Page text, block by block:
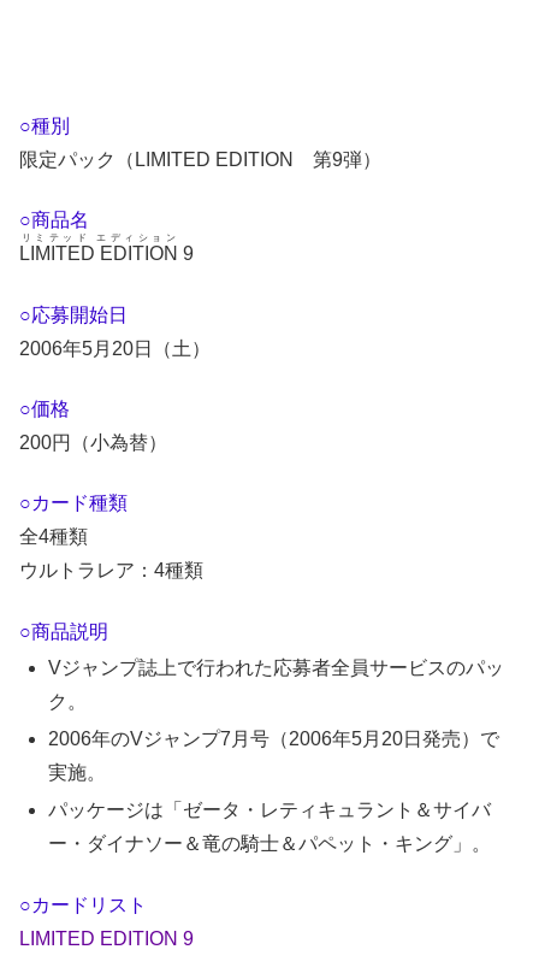
○種別
限定パック（LIMITED EDITION 第9弾）
○商品名
LIMITED EDITION
リミテッド エディション
9
○応募開始日
2006年5月20日（土）
○価格
200円（小為替）
○カード種類
全4種類
ウルトラレア：4種類
○商品説明
Vジャンプ誌上で行われた応募者全員サービスのパッ
ク。
2006年のVジャンプ7月号（2006年5月20日発売）で
実施。
パッケージは「ゼータ・レティキュラント＆サイバ
ー・ダイナソー＆竜の騎士＆パペット・キング」。
○カードリスト
LIMITED EDITION 9